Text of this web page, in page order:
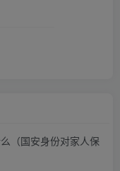
（国安身份对家人保